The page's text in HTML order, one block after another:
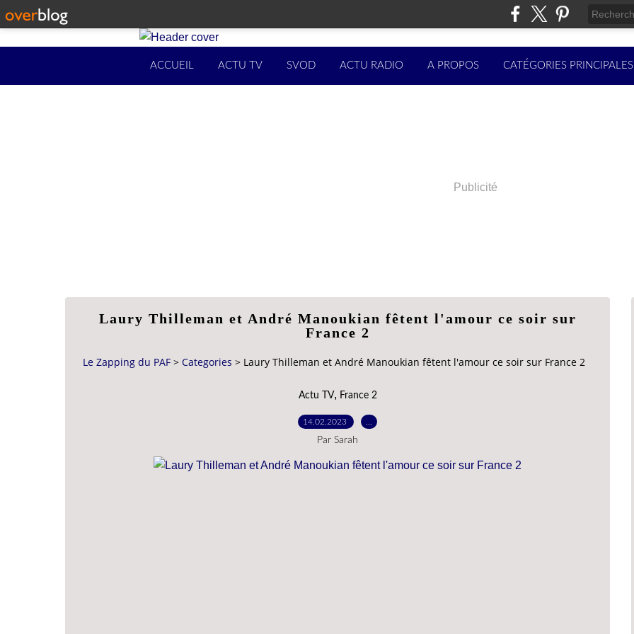
ACCUEIL ACTU TV SVOD ACTU RADIO A PROPOS CATÉGORIES PRINCIPALES
Publicité
Laury Thilleman et André Manoukian fêtent l'amour ce soir sur
France 2
Le Zapping du PAF > Categories > Laury Thilleman et André Manoukian fêtent l'amour ce soir sur France 2
Actu TV, France 2
14.02.2023
Par Sarah